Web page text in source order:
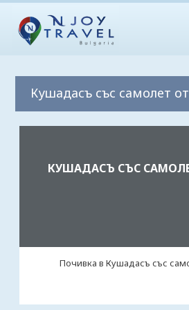
Кушадасъ със самолет
КУШАДАСЪ СЪС
Почивка в Кушадасъ със